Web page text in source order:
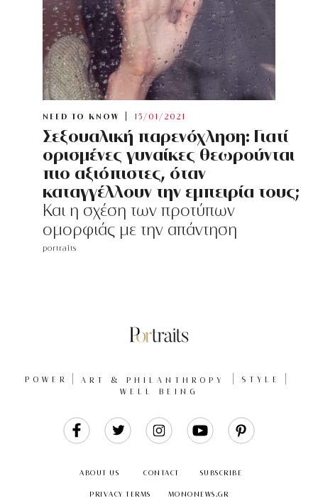
NEED TO KNOW 15/01/2021
Σεξουαλική παρενόχληση: Γιατί
ορισμένες γυναίκες θεωρούνται
πιο αξιόπιστες, όταν
καταγγέλλουν την εμπειρία τους;
Και η σχέση των προτύπων
ομορφιάς με την απάντηση
portraits
POWER ART & PHILANTHROPY
STYLE
WELL BEING
ABOUT US CONTACT SUBSCRIBE
PRIVACY TERMS MONONEWS.GR